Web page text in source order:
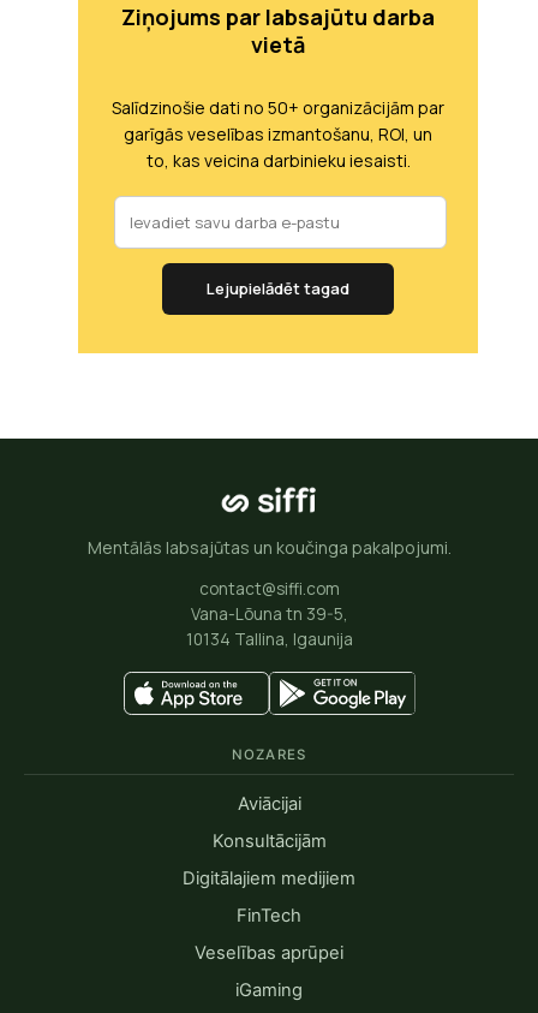
Ziņojums par labsajūtu darba
vietā
Salīdzinošie dati no 50+ organizācijām par
garīgās veselības izmantošanu, ROI, un
to, kas veicina darbinieku iesaisti.
Lejupielādēt tagad
Mentālās labsajūtas un koučinga pakalpojumi.
contact@siffi.com
Vana-Lõuna tn 39-5,
10134 Tallina, Igaunija
NOZARES
Aviācijai
Konsultācijām
Digitālajiem medijiem
FinTech
Veselības aprūpei
iGaming